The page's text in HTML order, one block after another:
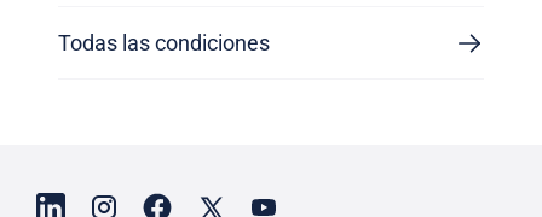
Todas las condiciones